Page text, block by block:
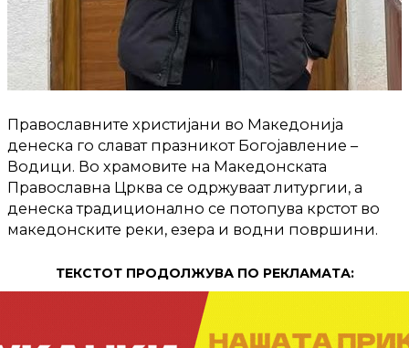
Православните христијани во Македонија
денеска го слават празникот Богојавление –
Водици. Во храмовите на Македонската
Православна Црква се одржуваат литургии, а
денеска традиционално се потопува крстот во
македонските реки, езера и водни површини.
ТЕКСТОТ ПРОДОЛЖУВА ПО РЕКЛАМАТА: